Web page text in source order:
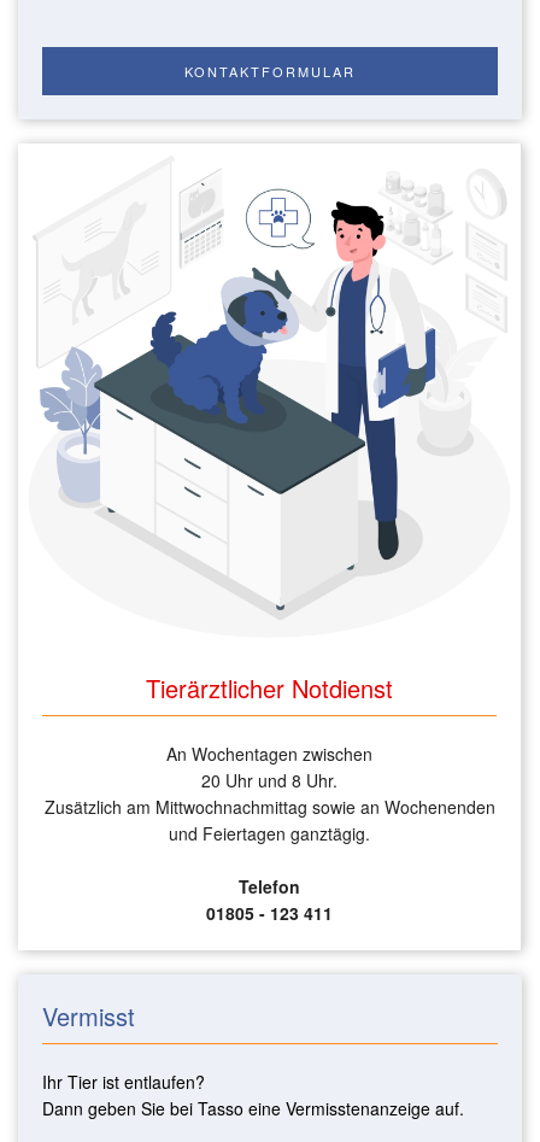
KONTAKTFORMULAR
Tierärztlicher Notdienst
An Wochentagen zwischen
20 Uhr und 8 Uhr.
Zusätzlich am Mittwochnachmittag sowie an Wochenenden
und Feiertagen ganztägig.
Telefon
01805 - 123 411
Vermisst
Ihr Tier ist entlaufen?
Dann geben Sie bei Tasso eine Vermisstenanzeige auf.